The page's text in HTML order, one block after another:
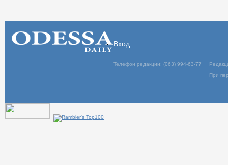
Вход
Телефон редакции: (063) 994-63-77
При